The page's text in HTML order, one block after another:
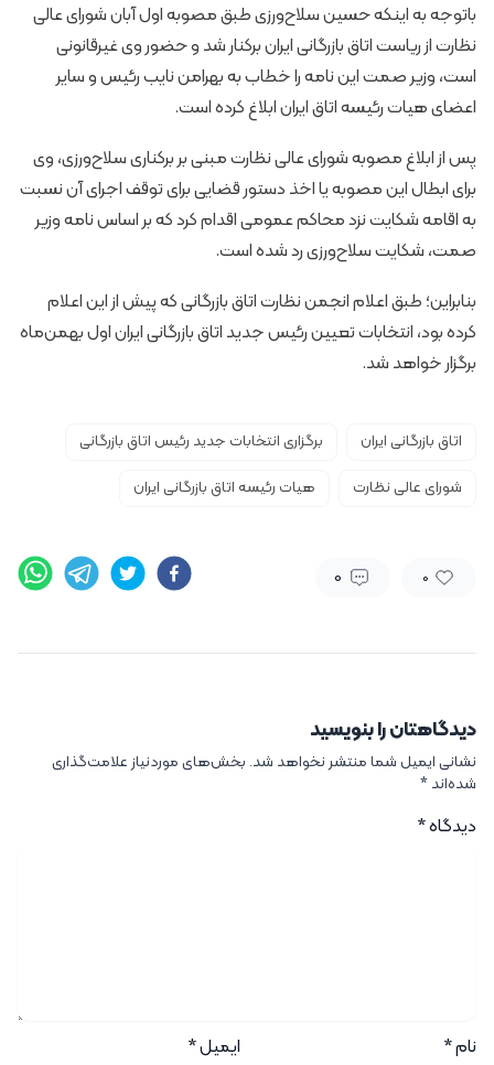
باتوجه به اینکه حسین سلاح‌ورزی طبق مصوبه اول آبان‌ شورای عالی
نظارت از ریاست اتاق بازرگانی ایران برکنار شد و حضور وی غیرقانونی
است، وزیر صمت این نامه را خطاب به بهرامن نایب رئیس و سایر
اعضای هیات رئیسه اتاق ایران ابلاغ کرده است.
پس از ابلاغ مصوبه شورای عالی نظارت مبنی بر برکناری سلاح‌ورزی، وی
برای ابطال این مصوبه یا اخذ دستور قضایی برای توقف اجرای آن نسبت
به اقامه شکایت نزد محاکم عمومی اقدام کرد که بر اساس نامه وزیر
صمت، شکایت سلاح‌ورزی رد شده است.
بنابراین؛ طبق اعلام انجمن نظارت اتاق بازرگانی که پیش از این اعلام
کرده بود، انتخابات تعیین رئیس جدید اتاق بازرگانی ایران اول بهمن‌ماه
برگزار خواهد شد.
اتاق بازرگانی ایران
برگزاری انتخابات جدید رئیس اتاق بازرگانی
شورای عالی نظارت
هیات رئیسه اتاق بازرگانی ایران
0
0
دیدگاهتان را بنویسید
نشانی ایمیل شما منتشر نخواهد شد. بخش‌های موردنیاز علامت‌گذاری
شده‌اند*
دیدگاه*
نام* ایمیل*